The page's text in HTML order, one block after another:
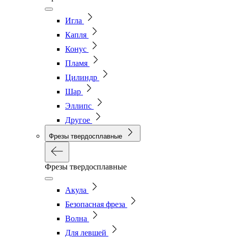
Игла
Капля
Конус
Пламя
Цилиндр
Шар
Эллипс
Другое
Фрезы твердосплавные
Фрезы твердосплавные
Акула
Безопасная фреза
Волна
Для левшей